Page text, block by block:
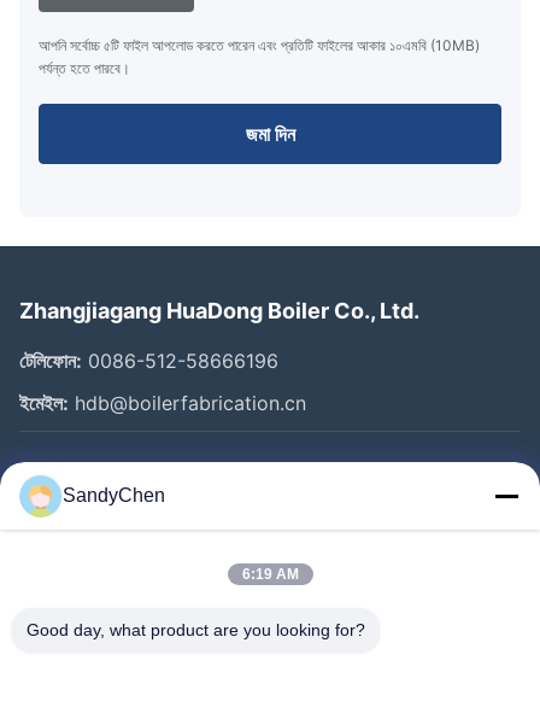
আপনি সর্বোচ্চ ৫টি ফাইল আপলোড করতে পারেন এবং প্রতিটি ফাইলের আকার ১০এমবি (10MB)
পর্যন্ত হতে পারবে।
জমা দিন
Zhangjiagang HuaDong Boiler Co., Ltd.
টেলিফোন: 0086-512-58666196
ইমেইল: hdb@boilerfabrication.cn
গুরুত্বপূর্ণ সংযোগ
বাড়ি
ভিডিও
SandyChen
6:19 AM
Good day, what product are you looking for?